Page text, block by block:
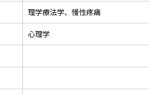
理学療法学、慢性疼痛
心理学